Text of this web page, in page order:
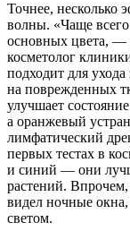
Точнее, несколько
волны. «Чаще
основных цвета, —
косметолог
подходит для
на поврежденных
улучшает
а оранжевый
лимфатический
первых тестах в
и синий — они
растений. Впрочем,
видел ночные
светом.